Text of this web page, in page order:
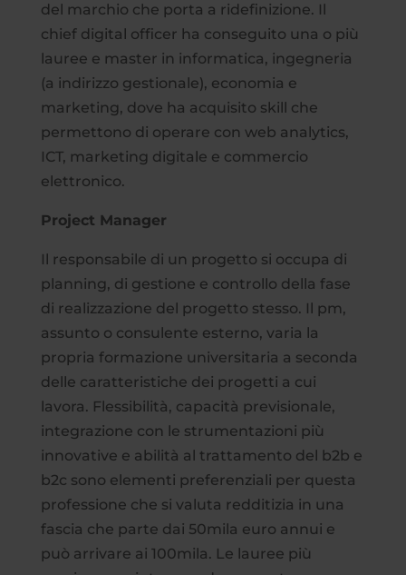
del marchio che porta a ridefinizione. Il
chief digital officer ha conseguito una o più
lauree e master in informatica, ingegneria
(a indirizzo gestionale), economia e
marketing, dove ha acquisito skill che
permettono di operare con web analytics,
ICT, marketing digitale e commercio
elettronico.
Project Manager
Il responsabile di un progetto si occupa di
planning, di gestione e controllo della fase
di realizzazione del progetto stesso. Il pm,
assunto o consulente esterno, varia la
propria formazione universitaria a seconda
delle caratteristiche dei progetti a cui
lavora. Flessibilità, capacità previsionale,
integrazione con le strumentazioni più
innovative e abilità al trattamento del b2b e
b2c sono elementi preferenziali per questa
professione che si valuta redditizia in una
fascia che parte dai 50mila euro annui e
può arrivare ai 100mila. Le lauree più